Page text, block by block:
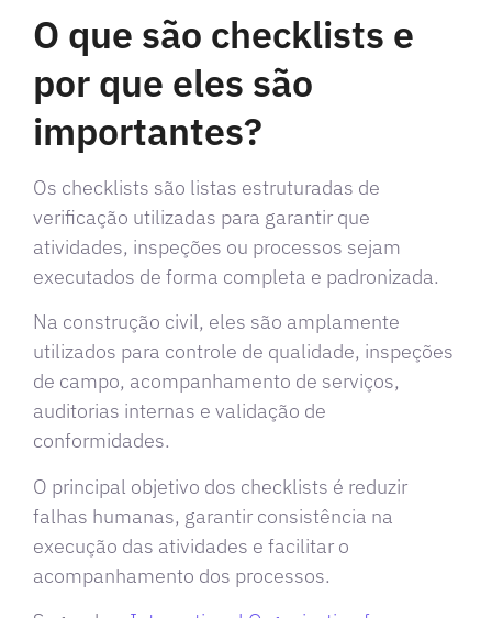
O que são checklists e
por que eles são
importantes?
Os checklists são listas estruturadas de
verificação utilizadas para garantir que
atividades, inspeções ou processos sejam
executados de forma completa e padronizada.
Na construção civil, eles são amplamente
utilizados para controle de qualidade, inspeções
de campo, acompanhamento de serviços,
auditorias internas e validação de
conformidades.
O principal objetivo dos checklists é reduzir
falhas humanas, garantir consistência na
execução das atividades e facilitar o
acompanhamento dos processos.